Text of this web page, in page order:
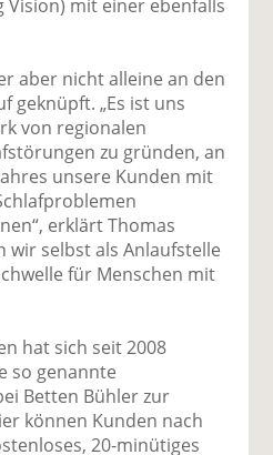
Vision) mit einer ebenfalls
aber nicht alleine an den
geknüpft. „Es ist uns
von regionalen
zu gründen, an
unsere Kunden mit
erklärt Thomas
wir selbst als Anlaufstelle
für Menschen mit
hat sich seit 2008
so genannte
Betten Bühler zur
können Kunden nach
20-minütiges